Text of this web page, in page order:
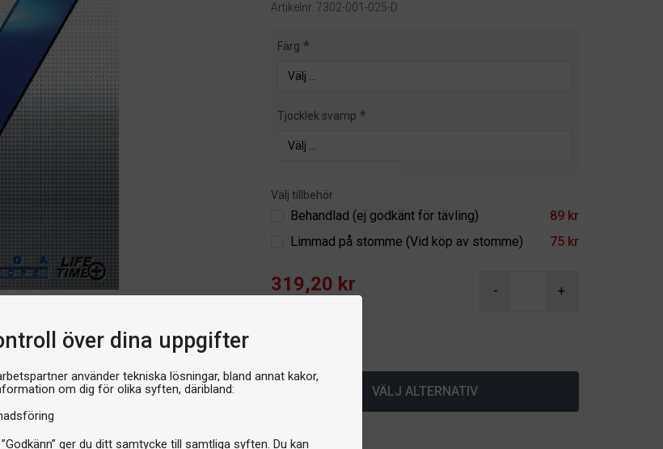
över dina uppgifter
använder tekniska lösningar, bland annat kakor,
om dig för olika syften, däribland:
ger du ditt samtycke till samtliga syften. Du kan
Artikelnr. 7302-001-025-D
Product information
Färg
Tjocklek svamp
Välj tillbehör
Behandlad (ej godkänt för tävling)
89 kr
Limmad på stomme (Vid köp av stomme)
75 kr
319,20 kr - +
VÄLJ ALTERNATIV